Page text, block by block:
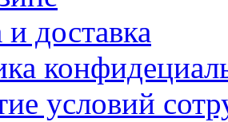
доставка
условий